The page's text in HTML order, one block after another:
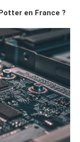
en France ?